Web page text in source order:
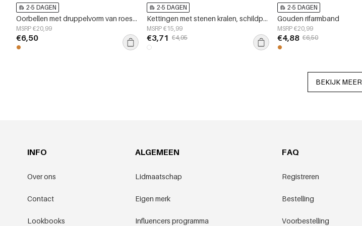
2-5 DAGEN
Oorbellen met druppelvorm van roestvrij staal, schildpad, casual, dagelijks, eenvoudig, serie, damessieraden
MSRP €20,99
€6,50
2-5 DAGEN
Kettingen met stenen kralen, schildpad, casual, vakantie/strand, eenvoudige serie, damessieraden
MSRP €15,99
€3,71 €4,95
2-5 DAGEN
Gouden rifarmband
MSRP €20,99
€4,88 €6,50
BEKIJK MEER
INFO
Over ons
Contact
Lookbooks
ALGEMEEN
Lidmaatschap
Eigen merk
Influencers programma
FAQ
Registreren
Bestelling
Voorbestelling